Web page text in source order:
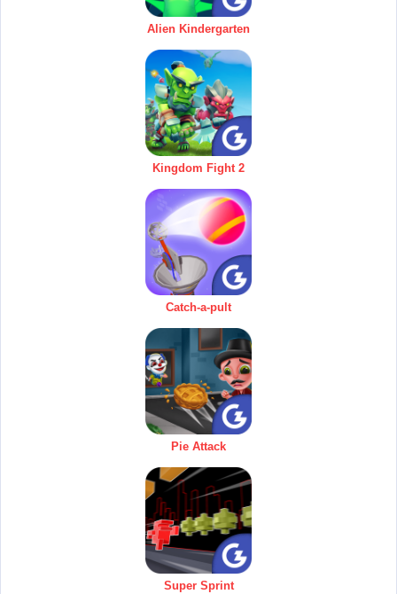
Alien Kindergarten
Kingdom Fight 2
Catch-a-pult
Pie Attack
Super Sprint